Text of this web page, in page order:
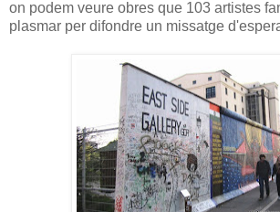
on podem veure obres que 103 artistes
plasmar per difondre un missatge